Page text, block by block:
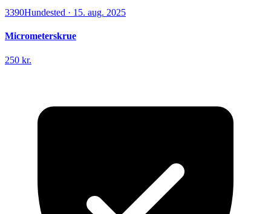
3390Hundested · 15. aug. 2025
Micrometerskrue
250 kr.